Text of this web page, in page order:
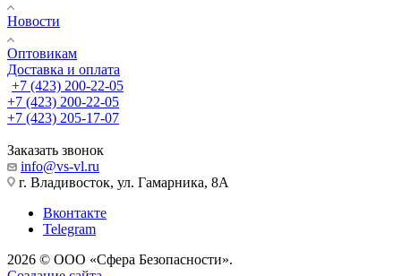
Новости
Оптовикам
Доставка и оплата
+7 (423) 200-22-05
+7 (423) 200-22-05
+7 (423) 205-17-07
Заказать звонок
info@vs-vl.ru
г. Владивосток, ул. Гамарника, 8А
Вконтакте
Telegram
2026 © ООО «Сфера Безопасности».